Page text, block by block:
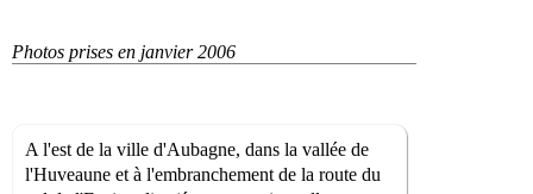
Photos prises en janvier 2006
A l'est de la ville d'Aubagne, dans la vallée de
l'Huveaune et à l'embranchement de la route du